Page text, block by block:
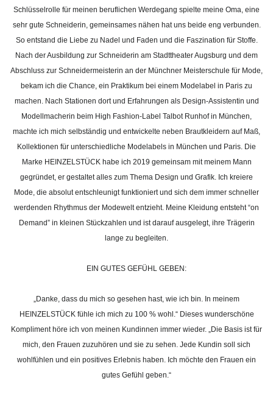
Schlüsselrolle für meinen beruflichen Werdegang spielte meine Oma, eine
sehr gute Schneiderin, gemeinsames nähen hat uns beide eng verbunden.
So entstand die Liebe zu Nadel und Faden und die Faszination für Stoffe.
Nach der Ausbildung zur Schneiderin am Stadttheater Augsburg und dem
Abschluss zur Schneidermeisterin an der Münchner Meisterschule für Mode,
bekam ich die Chance, ein Praktikum bei einem Modelabel in Paris zu
machen. Nach Stationen dort und Erfahrungen als Design-Assistentin und
Modellmacherin beim High Fashion-Label Talbot Runhof in München,
machte ich mich selbständig und entwickelte neben Brautkleidern auf Maß,
Kollektionen für unterschiedliche Modelabels in München und Paris. Die
Marke HEINZELSTÜCK habe ich 2019 gemeinsam mit meinem Mann
gegründet, er gestaltet alles zum Thema Design und Grafik. Ich kreiere
Mode, die absolut entschleunigt funktioniert und sich dem immer schneller
werdenden Rhythmus der Modewelt entzieht. Meine Kleidung entsteht “on
Demand” in kleinen Stückzahlen und ist darauf ausgelegt, ihre Trägerin
lange zu begleiten.
EIN GUTES GEFÜHL GEBEN:
„Danke, dass du mich so gesehen hast, wie ich bin. In meinem
HEINZELSTÜCK fühle ich mich zu 100 % wohl.“ Dieses wunderschöne
Kompliment höre ich von meinen Kundinnen immer wieder. „Die Basis ist für
mich, den Frauen zuzuhören und sie zu sehen. Jede Kundin soll sich
wohlfühlen und ein positives Erlebnis haben. Ich möchte den Frauen ein
gutes Gefühl geben.“